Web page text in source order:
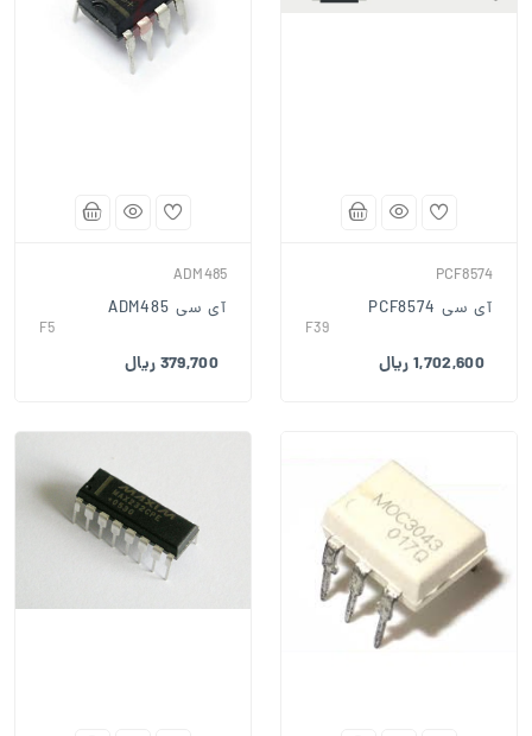
PCF8574
آی سی PCF8574
F39
1,702,600 ریال
ADM485
آی سی ADM485
F5
379,700 ریال